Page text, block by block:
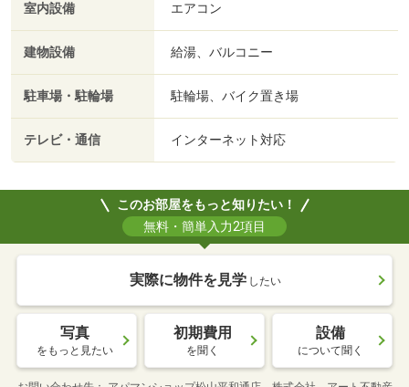
室内設備 エアコン
建物設備 給湯、バルコニー
駐車場・駐輪場 駐輪場、バイク置き場
テレビ・通信 インターネット対応
このお部屋をもっと知りたい！
無料・簡単入力2項目
実際に物件を見学 したい
写真
をもっと見たい
初期費用
を聞く
設備
について聞く